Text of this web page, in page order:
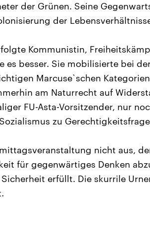
der Grünen. Seine
der
Kommunistin,
es besser. Sie mobilisierte bei
Marcuse`schen
am Naturrecht auf
FU-Asta-Vorsitzender, nur
zu
nicht aus,
für gegenwärtiges Denken
erfüllt. Die skurrile